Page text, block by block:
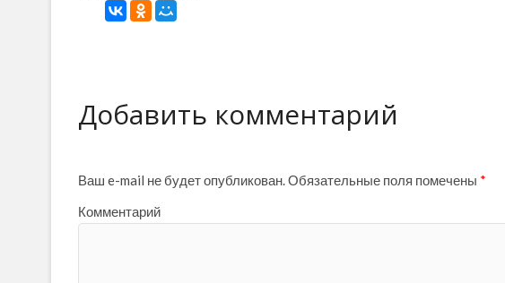
Добавить комментарий
Ваш e-mail не будет опубликован. Обязательные поля помечены *
Комментарий